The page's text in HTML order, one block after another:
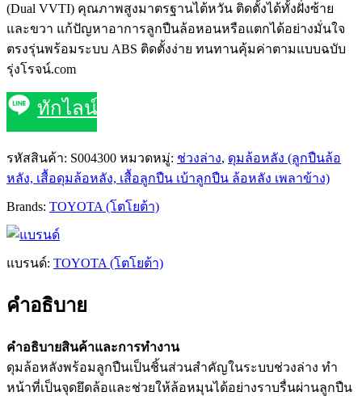
(Dual VVTI) คุณภาพสูงมาตรฐานไต้หวัน ติดตั้งได้ทั้งฝั่งซ้าย
และขวา แก้ปัญหาอาการลูกปืนล้อหอนหรือแตกได้อย่างมั่นใจ
ตรงรุ่นพร้อมระบบ ABS ติดตั้งง่าย ทนทานคุ้มค่าตามแบบฉบับ
รุ่งโรจน์.com
ทักไลน์
รหัสสินค้า: S004300 หมวดหมู่: ช่วงล่าง, ดุมล้อหลัง (ลูกปืนล้อ
หลัง, เสื้อดุมล้อหลัง, เสื้อลูกปืน เบ้าลูกปืน ล้อหลัง เพลาข้าง)
Brands: TOYOTA (โตโยต้า)
แบรนด์: TOYOTA (โตโยต้า)
คำอธิบาย
คำอธิบายสินค้าและการทำงาน
ดุมล้อหลังพร้อมลูกปืนเป็นชิ้นส่วนสำคัญในระบบช่วงล่าง ทำ
หน้าที่เป็นจุดยึดล้อและช่วยให้ล้อหมุนได้อย่างราบรื่นผ่านลูกปืน